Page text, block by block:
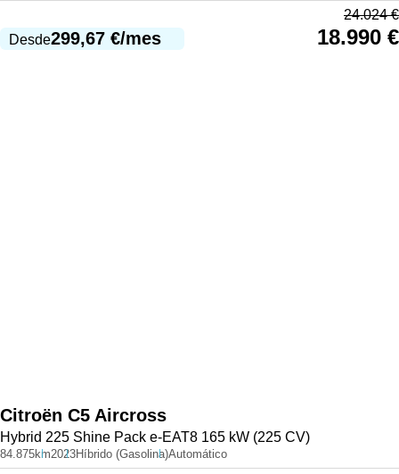
Desde299,67 €/mes
24.024€
18.990 €
Citroën C5 Aircross
Hybrid 225 Shine Pack e-EAT8 165 kW (225 CV)
84.875km2023Híbrido (Gasolina)Automático